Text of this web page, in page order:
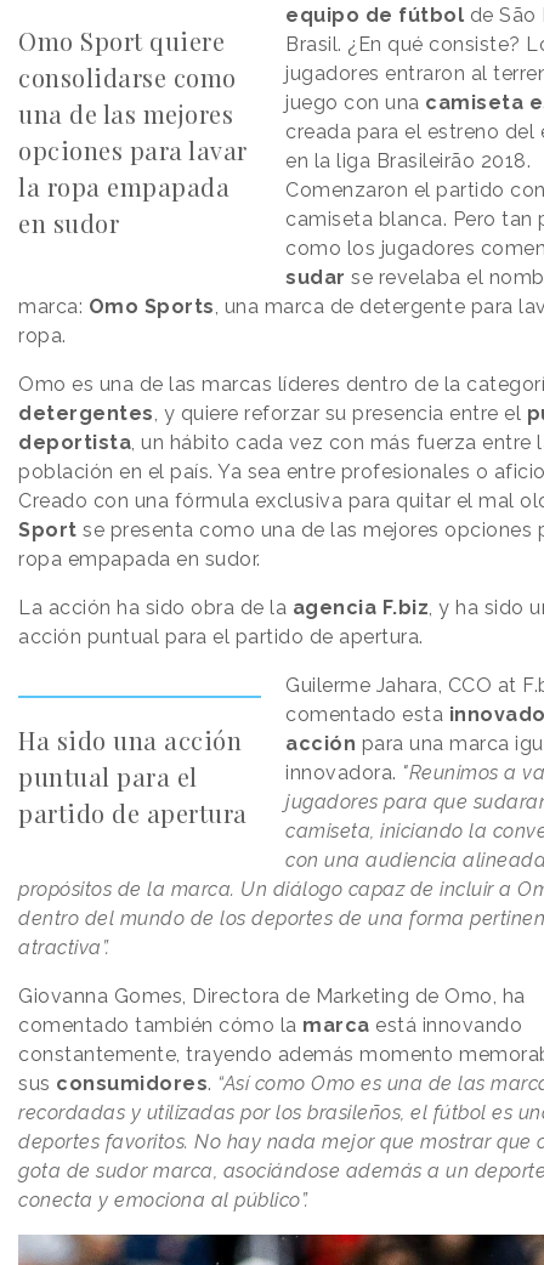
Omo Sport quiere
consolidarse como
una de las mejores
opciones para lavar
la ropa empapada
en sudor
equipo de fútbol de São
Brasil. ¿En qué consiste?
jugadores entraron al
juego con una camiseta
creada para el estreno del
en la liga Brasileirão 2018.
Comenzaron el partido
camiseta blanca. Pero tan
como los jugadores
sudar se revelaba el
marca: Omo Sports , una marca de detergente para
ropa.
Omo es una de las marcas líderes dentro de la
detergentes , y quiere reforzar su presencia entre el
deportista , un hábito cada vez con más fuerza entre
población en el país. Ya sea entre profesionales o
Creado con una fórmula exclusiva para quitar el mal
Sport se presenta como una de las mejores opciones
ropa empapada en sudor.
La acción ha sido obra de la agencia F.biz , y ha sido
acción puntual para el partido de apertura.
Ha sido una acción
puntual para el
partido de apertura
Guilerme Jahara, CCO at
comentado esta
acción para una marca
innovadora. "Reunimos a
jugadores para que
camiseta, iniciando la
con una audiencia
propósitos de la marca. Un diálogo capaz de incluir a
dentro del mundo de los deportes de una forma
atractiva”.
Giovanna Gomes, Directora de Marketing de Omo, ha
comentado también cómo la marca está innovando
constantemente, trayendo además momento
sus consumidores. “Así como Omo es una de las
recordadas y utilizadas por los brasileños, el fútbol es
deportes favoritos. No hay nada mejor que mostrar que
gota de sudor marca, asociándose además a un
conecta y emociona al público”.